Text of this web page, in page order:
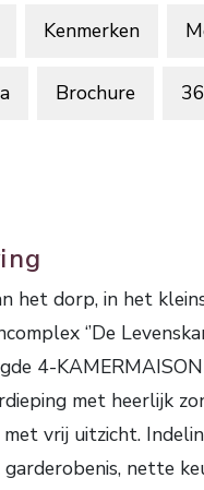
Kenmerken
Brochure
het dorp, in het
‘’De
4-
met heerlijk
vrij uitzicht.
nette